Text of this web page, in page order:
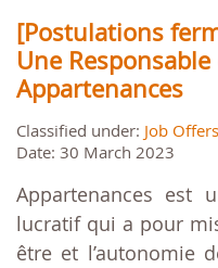
[Postulations
Une
Appartenances
Classified under: Job Offers
Date: 30 March 2023
Appartenances est
lucratif qui a pour
être et l’autonomie